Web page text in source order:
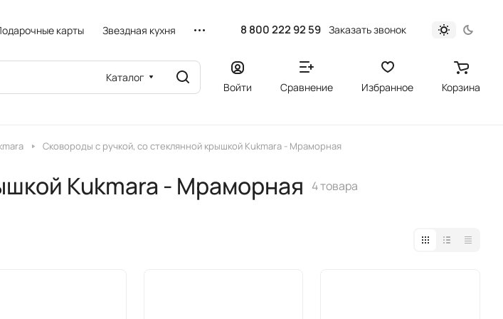
карты Звездная кухня 8 800 222 92 59 Заказать звонок
Каталог
Войти Сравнение Избранное Корзина
Сковороды с ручкой, со стеклянной крышкой Kukmara - Мраморная
Kukmara - Мраморная 4 товара